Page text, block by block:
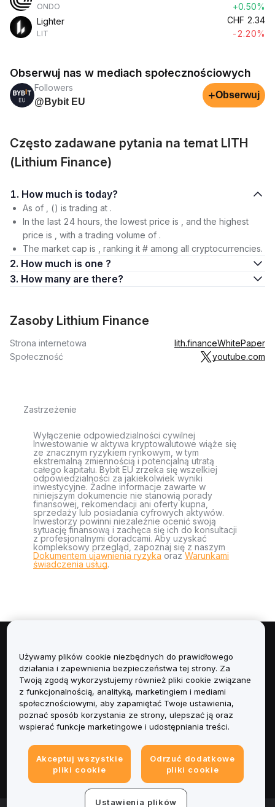
ONDO
+0.50%
Lighter
LIT
CHF 2.34
-2.20%
Obserwuj nas w mediach społecznościowych
Followers
@Bybit EU
+Obserwuj
Często zadawane pytania na temat LITH
(Lithium Finance)
1. How much is today?
As of , () is trading at .
In the last 24 hours, the lowest price is , and the highest
price is , with a trading volume of .
The market cap is , ranking it # among all cryptocurrencies.
2. How much is one ?
3. How many are there?
Zasoby Lithium Finance
Strona internetowa lith.financeWhitePaper
Społeczność
youtube.com
Zastrzeżenie
Wyłączenie odpowiedzialności cywilnej
Inwestowanie w aktywa kryptowalutowe wiąże się
ze znacznym ryzykiem rynkowym, w tym
ekstremalną zmiennością i potencjalną utratą
całego kapitału. Bybit EU zrzeka się wszelkiej
odpowiedzialności za jakiekolwiek wyniki
inwestycyjne. Żadne informacje zawarte w
niniejszym dokumencie nie stanowią porady
finansowej, rekomendacji ani oferty kupna,
sprzedaży lub posiadania cyfrowych aktywów.
Inwestorzy powinni niezależnie ocenić swoją
sytuację finansową i zachęca się ich do konsultacji
z profesjonalnymi doradcami. Aby uzyskać
kompleksowy przegląd, zapoznaj się z naszym
Dokumentem ujawnienia ryzyka orazWarunkami
świadczenia usług.
Informacje
Usługi
Obsługa Klienta
Informacje prawne
Używamy plików cookie niezbędnych do prawidłowego
działania i zapewnienia bezpieczeństwa tej strony. Za
Twoją zgodą wykorzystujemy również pliki cookie związane
z funkcjonalnością, analityką, marketingiem i mediami
społecznościowymi, aby zapamiętać Twoje ustawienia,
poznać sposób korzystania ze strony, ulepszać ją oraz
wspierać funkcje marketingowe i udostępniania treści.
Akceptuj wszystkie
pliki cookie
Odrzuć dodatkowe
pliki cookie
Ustawienia plików